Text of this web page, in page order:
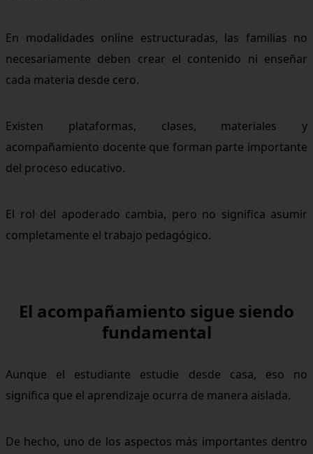
En modalidades online estructuradas, las familias no
necesariamente deben crear el contenido ni enseñar
cada materia desde cero.
Existen plataformas, clases, materiales y
acompañamiento docente que forman parte importante
del proceso educativo.
El rol del apoderado cambia, pero no significa asumir
completamente el trabajo pedagógico.
El acompañamiento sigue siendo
fundamental
Aunque el estudiante estudie desde casa, eso no
significa que el aprendizaje ocurra de manera aislada.
De hecho, uno de los aspectos más importantes dentro